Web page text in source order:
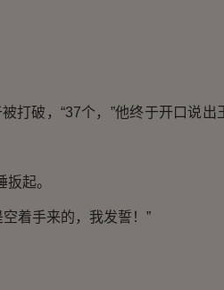
破，“37个，”他终于开口说出
起。
着手来的，我发誓！”